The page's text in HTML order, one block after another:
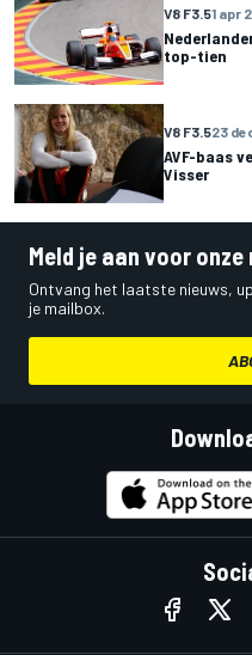
V8 F3.51 apr
top-tien
V8 F3.523
AVF-baas
Visser
Meld je aan voor
Ontvang het laatste nieuws,
je mailbox.